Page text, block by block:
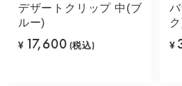
デザートクリップ 中(ブ
ルー)
¥ 17,600 (税込) ¥